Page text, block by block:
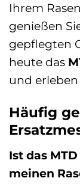
Ihrem
genießen
gepflegten
heute das
und
Häufig
Ist das
meinen